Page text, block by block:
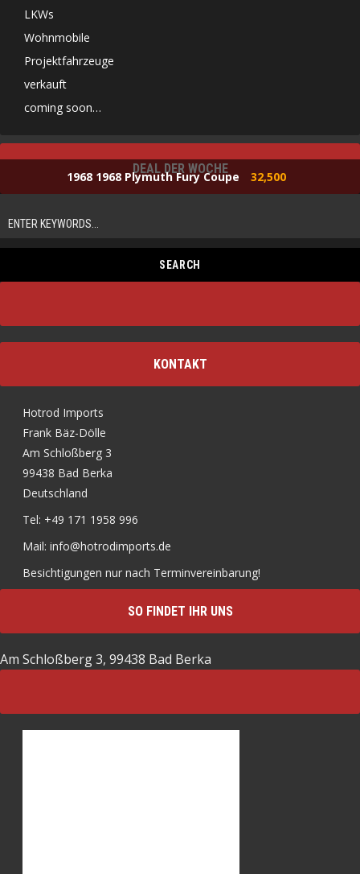
LKWs
Wohnmobile
Projektfahrzeuge
verkauft
coming soon…
DEAL DER WOCHE
1968 1968 Plymuth Fury Coupe 32,500
KONTAKT
Hotrod Imports
Frank Bäz-Dölle
Am Schloßberg 3
99438 Bad Berka
Deutschland
Tel: +49 171 1958 996
Mail: info@hotrodimports.de
Besichtigungen nur nach Terminvereinbarung!
SO FINDET IHR UNS
Am Schloßberg 3, 99438 Bad Berka